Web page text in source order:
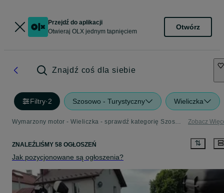
Przejdź do aplikacji
Otwieraj OLX jednym tapnięciem
Otwórz
Znajdź coś dla siebie
Filtry·2 Szosowo - Turystyczny Wieliczka
Wymarzony motor - Wieliczka - sprawdź kategorię Szosowo - Turystyczny Zobacz
ZNALEŹLIŚMY 58 OGŁOSZEŃ
Jak pozycjonowane są ogłoszenia?